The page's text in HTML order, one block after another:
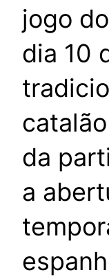
jogo do
dia 10
da
a